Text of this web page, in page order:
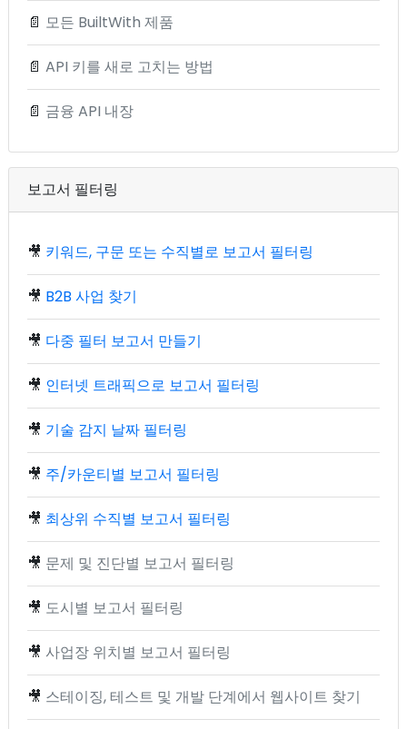
📄 모든 BuiltWith 제품
📄 API 키를 새로 고치는 방법
📄 금융 API 내장
보고서 필터링
🎥 키워드, 구문 또는 수직별로 보고서 필터링
🎥 B2B 사업 찾기
🎥 다중 필터 보고서 만들기
🎥 인터넷 트래픽으로 보고서 필터링
🎥 기술 감지 날짜 필터링
🎥 주/카운티별 보고서 필터링
🎥 최상위 수직별 보고서 필터링
🎥 문제 및 진단별 보고서 필터링
🎥 도시별 보고서 필터링
🎥 사업장 위치별 보고서 필터링
🎥 스테이징, 테스트 및 개발 단계에서 웹사이트 찾기